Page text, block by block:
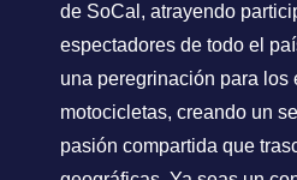
de SoCal, atrayendo
espectadores de todo el
una peregrinación para los
motocicletas, creando un
pasión compartida que